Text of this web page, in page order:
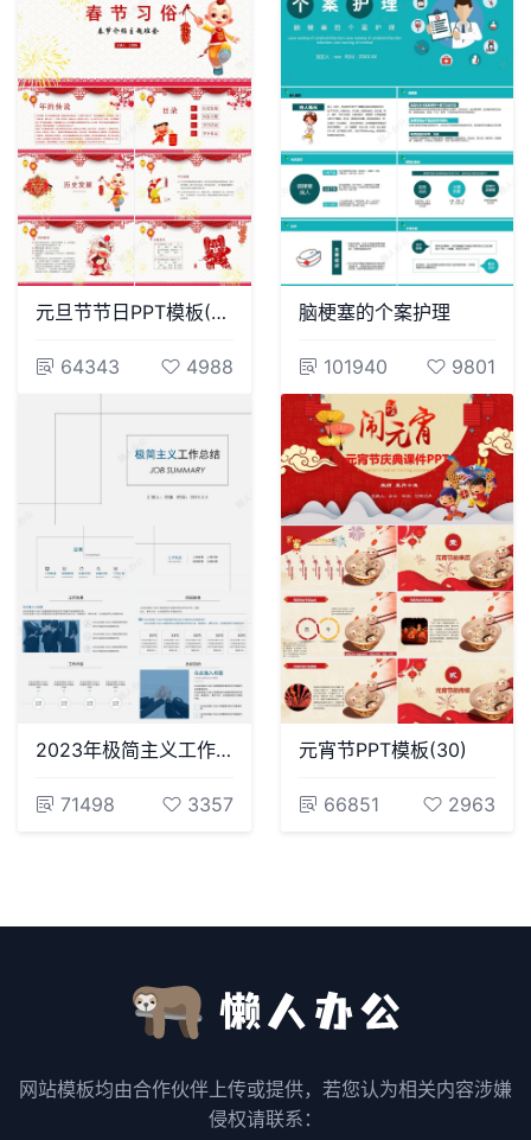
元旦节节日PPT模板(97)
64343 4988
脑梗塞的个案护理
101940 9801
2023年极简主义工作总结PPT模板
71498 3357
元宵节PPT模板(30)
66851 2963
网站模板均由合作伙伴上传或提供，若您认为相关内容涉嫌
侵权请联系：